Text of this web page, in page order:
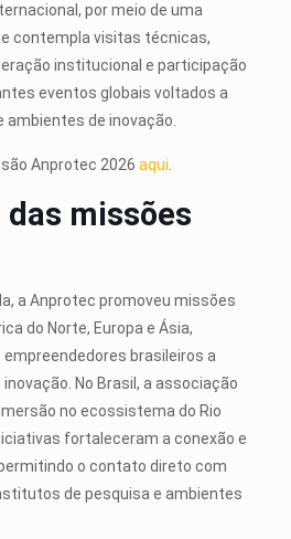
por meio de uma
contempla visitas técnicas,
institucional e participação
eventos globais voltados a
de inovação.
Anprotec 2026 aqui
das missões
a Anprotec promoveu missões
do Norte, Europa e Ásia,
brasileiros a
No Brasil, a associação
no ecossistema do Rio
fortaleceram a conexão e
o contato direto com
de pesquisa e ambientes